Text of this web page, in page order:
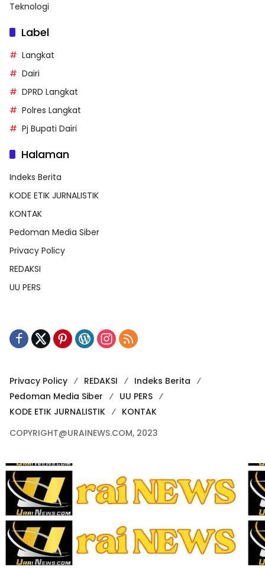
Teknologi
Label
Langkat
Dairi
DPRD Langkat
Polres Langkat
Pj Bupati Dairi
Halaman
Indeks Berita
KODE ETIK JURNALISTIK
KONTAK
Pedoman Media Siber
Privacy Policy
REDAKSI
UU PERS
Privacy Policy REDAKSI
Indeks Berita
Pedoman Media Siber
UU PERS
KODE ETIK JURNALISTIK
KONTAK
COPYRIGHT@URAINEWS.COM, 2023